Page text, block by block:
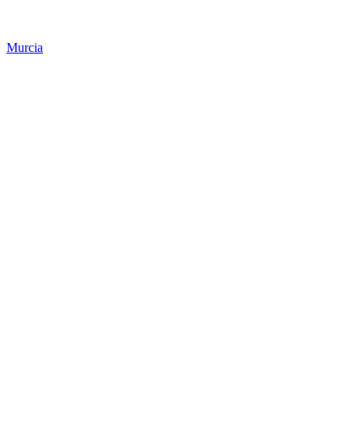
Murcia